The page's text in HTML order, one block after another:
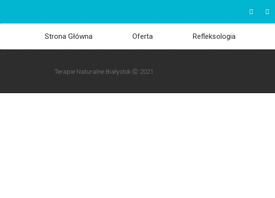
Strona Główna Oferta Refleksologia
Terapie Naturalne Białystok ⓒ 2021